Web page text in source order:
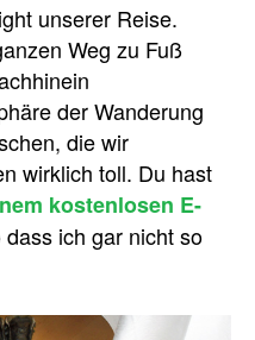
unserer Reise.
Weg zu Fuß
der Wanderung
die wir
wirklich toll. Du hast
kostenlosen E-
ich gar nicht so